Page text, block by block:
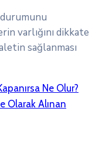
varlığını dikkate
sağlanması
Ne Olur?
Olarak Alınan